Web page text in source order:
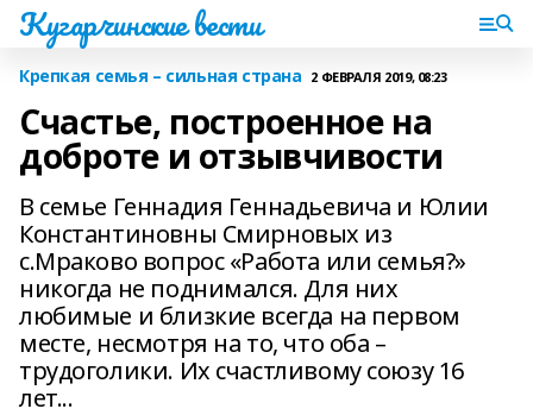
Кугарчинские вести
Крепкая семья – сильная страна 2 ФЕВРАЛЯ 2019, 08:23
Счастье, построенное на
доброте и отзывчивости
В семье Геннадия Геннадьевича и Юлии
Константиновны Смирновых из
с.Мраково вопрос «Работа или семья?»
никогда не поднимался. Для них
любимые и близкие всегда на первом
месте, несмотря на то, что оба –
трудоголики. Их счастливому союзу 16
лет...